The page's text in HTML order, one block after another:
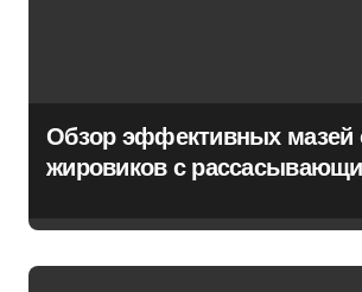
Обзор эффективных мазей
жировиков с